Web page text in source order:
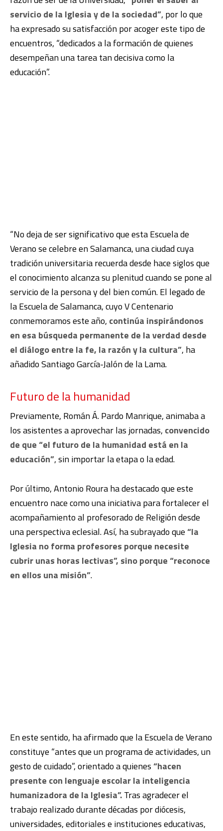
servicio de la Iglesia y de la sociedad”, por lo que
ha expresado su satisfacción por acoger este tipo de
encuentros, “dedicados a la formación de quienes
desempeñan una tarea tan decisiva como la
educación”.
“No deja de ser significativo que esta Escuela de
Verano se celebre en Salamanca, una ciudad cuya
tradición universitaria recuerda desde hace siglos que
el conocimiento alcanza su plenitud cuando se pone al
servicio de la persona y del bien común. El legado de
la Escuela de Salamanca, cuyo V Centenario
conmemoramos este año, continúa inspirándonos
en esa búsqueda permanente de la verdad desde
el diálogo entre la fe, la razón y la cultura”, ha
añadido Santiago García-Jalón de la Lama.
Futuro de la humanidad
Previamente, Román Á. Pardo Manrique, animaba a
los asistentes a aprovechar las jornadas, convencido
de que “el futuro de la humanidad está en la
educación”, sin importar la etapa o la edad.
Por último, Antonio Roura ha destacado que este
encuentro nace como una iniciativa para fortalecer el
acompañamiento al profesorado de Religión desde
una perspectiva eclesial. Así, ha subrayado que“la
Iglesia no forma profesores porque necesite
cubrir unas horas lectivas”, sino porque “reconoce
en ellos una misión”.
En este sentido, ha afirmado que la Escuela de Verano
constituye “antes que un programa de actividades, un
gesto de cuidado”, orientado a quienes“hacen
presente con lenguaje escolar la inteligencia
humanizadora de la Iglesia”.Tras agradecer el
trabajo realizado durante décadas por diócesis,
universidades, editoriales e instituciones educativas,